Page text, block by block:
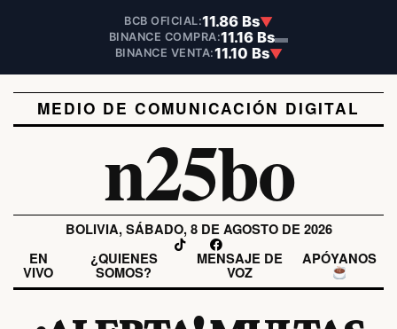
BCB OFICIAL:11.86 Bs▼
BINANCE COMPRA:11.16 Bs▬
BINANCE VENTA:11.10 Bs▼
MEDIO DE COMUNICACIÓN DIGITAL
n25bo
BOLIVIA, SÁBADO, 8 DE AGOSTO DE 2026
EN
VIVO
¿QUIENES
SOMOS?
MENSAJE DE
VOZ
APÓYANOS